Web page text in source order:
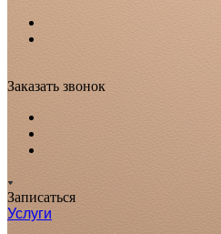
Заказать звонок
Записаться
Услуги